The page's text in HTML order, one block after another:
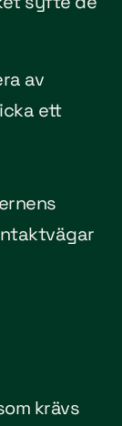
av
ett
krävs